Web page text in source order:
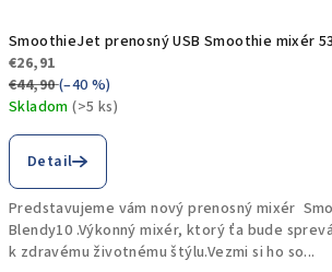
SmoothieJet prenosný USB Smoothie mixér
€26,91
€44,90(–40 %)
Skladom(>5 ks)
hodnotenie
produktu
je
4,7
z
5
Detail
Predstavujeme vám nový prenosný mixér
Blendy10 .Výkonný mixér, ktorý ťa bude
k zdravému životnému štýlu.Vezmi si ho so...